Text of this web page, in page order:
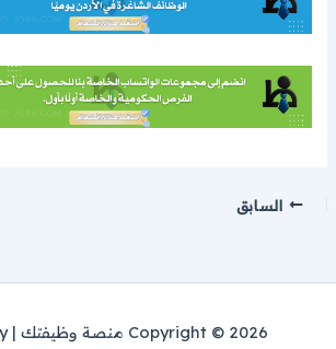
السابق
Copyright © 2026 منصة وظيفتك | Powered by